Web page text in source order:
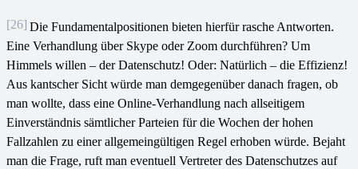
[26] Die Fundamentalpositionen bieten hierfür rasche Antworten.
Eine Verhandlung über Skype oder Zoom durchführen? Um
Himmels willen – der Datenschutz! Oder: Natürlich – die Effizienz!
Aus kantscher Sicht würde man demgegenüber danach fragen, ob
man wollte, dass eine Online-Verhandlung nach allseitigem
Einverständnis sämtlicher Parteien für die Wochen der hohen
Fallzahlen zu einer allgemeingültigen Regel erhoben würde. Bejaht
man die Frage, ruft man eventuell Vertreter des Datenschutzes auf